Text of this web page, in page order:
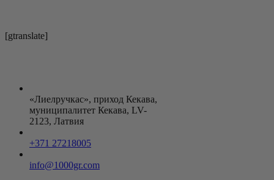
[gtranslate]
«Лиелручкас», приход Кекава,
муниципалитет Кекава, LV-
2123, Латвия
+371 27218005
info@1000gr.com